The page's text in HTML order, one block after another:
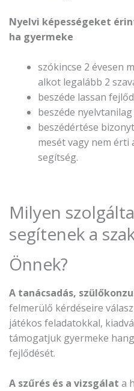
Nyelvi képességeket
ha gyermeke
szókincse 2 évesen
alkot legalább 2
beszéde lassan
beszéde
beszédértése
mesét vagy nem érti
segítség.
Milyen
segítenek a
Önnek?
A tanácsadás,
felmerülő kérdéseire
játékos feladatokkal,
támogatjuk gyermeke
fejlődését.
A szűrés és a vizsgálat a